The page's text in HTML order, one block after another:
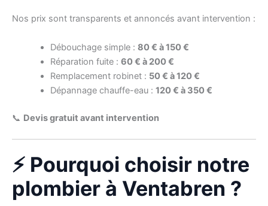
Nos prix sont transparents et annoncés avant intervention :
Débouchage simple : 80 € à 150 €
Réparation fuite : 60 € à 200 €
Remplacement robinet : 50 € à 120 €
Dépannage chauffe-eau : 120 € à 350 €
📞 Devis gratuit avant intervention
⚡ Pourquoi choisir notre
plombier à Ventabren ?